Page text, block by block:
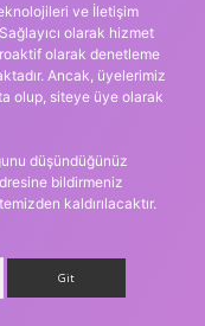
ve İletişim
olarak hizmet
olarak denetleme
Ancak, üyelerimiz
olup, siteye üye olarak
düşündüğünüz
bildirmeniz
kaldırılacaktır.